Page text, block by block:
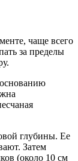
чаще всего
за пределы
глубины. Ее
Затем
(около 10 см